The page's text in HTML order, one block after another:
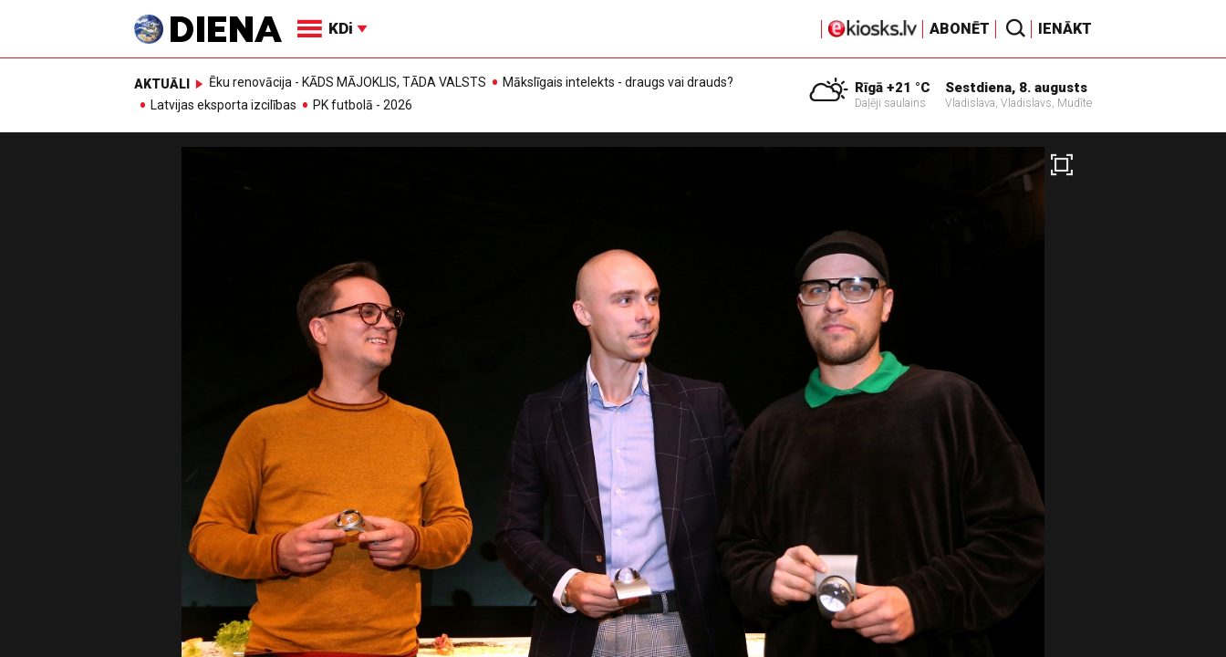
KDi ABONĒT IENĀKT
AKTUĀLI Ēku renovācija - KĀDS MĀJOKLIS, TĀDA VALSTS
Mākslīgais intelekts - draugs vai drauds?
Latvijas eksporta izcilības
PK futbolā - 2026
Rīgā +21 °C
Daļēji saulains
Sestdiena, 8. augusts
Vladislava, Vladislavs, Mudīte